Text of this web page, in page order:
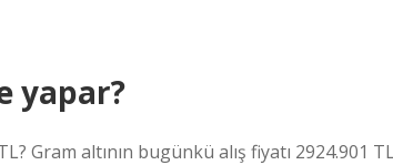
yapar?
Gram altının bugünkü alış fiyatı 2924.901